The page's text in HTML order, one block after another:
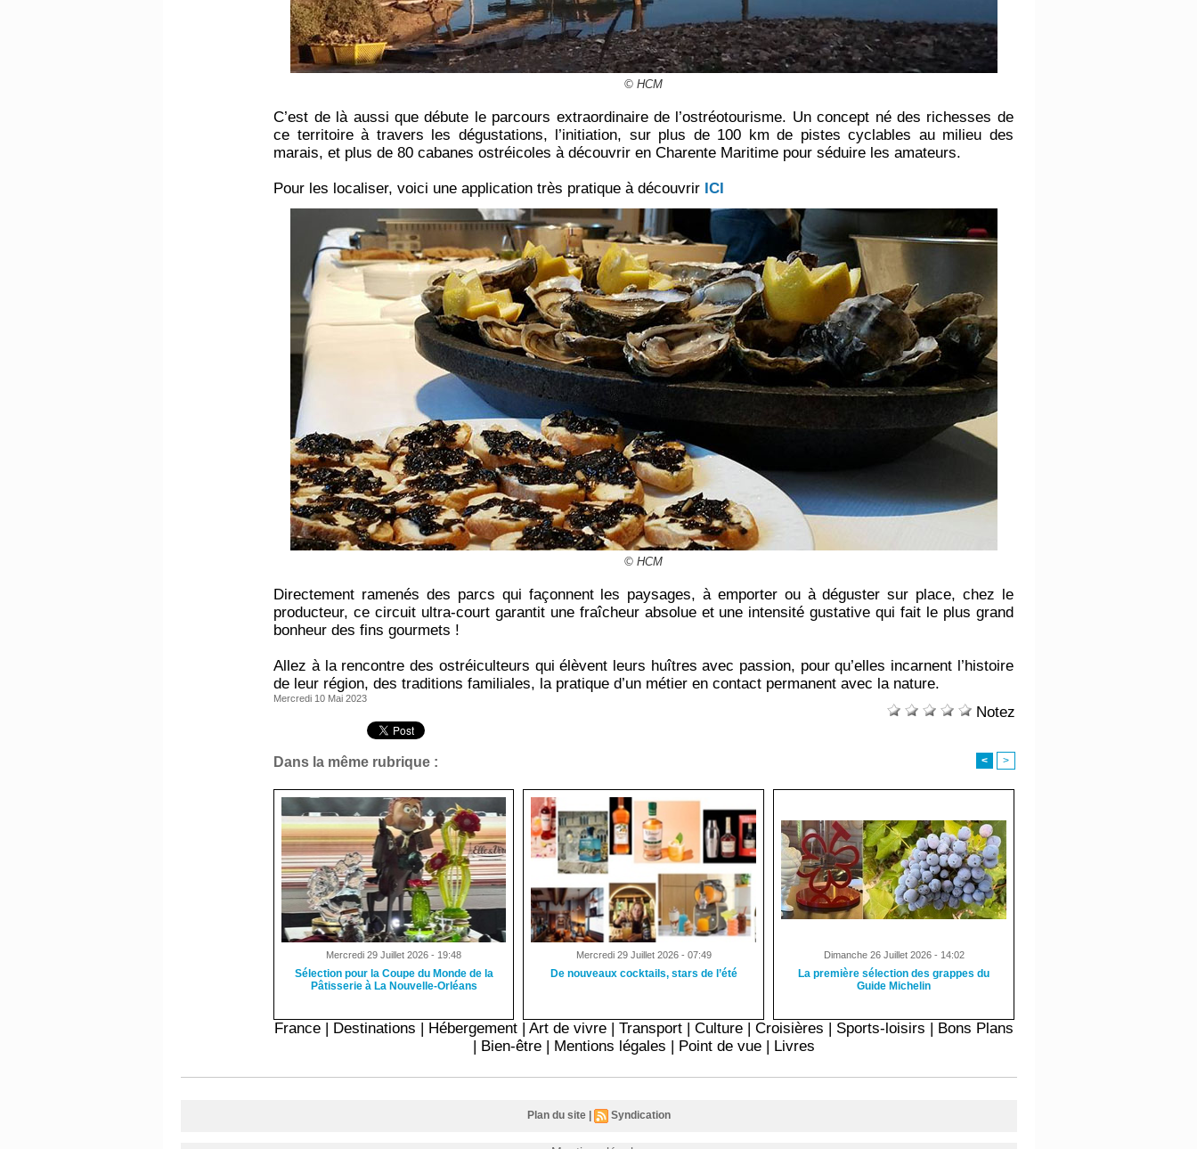
© HCM
C’est de là aussi que débute le parcours extraordinaire de l’ostréotourisme. Un concept né des richesses de
ce territoire à travers les dégustations, l’initiation, sur plus de 100 km de pistes cyclables au milieu des
marais, et plus de 80 cabanes ostréicoles à découvrir en Charente Maritime pour séduire les amateurs.
Pour les localiser, voici une application très pratique à découvrir ICI
© HCM
Directement ramenés des parcs qui façonnent les paysages, à emporter ou à déguster sur place, chez le
producteur, ce circuit ultra-court garantit une fraîcheur absolue et une intensité gustative qui fait le plus grand
bonheur des fins gourmets !
Allez à la rencontre des ostréiculteurs qui élèvent leurs huîtres avec passion, pour qu’elles incarnent l’histoire
de leur région, des traditions familiales, la pratique d’un métier en contact permanent avec la nature.
Mercredi 10 Mai 2023
Notez
Dans la même rubrique : < >
Mercredi 29 Juillet 2026 - 19:48
Sélection pour la Coupe du Monde de la
Pâtisserie à La Nouvelle-Orléans
Mercredi 29 Juillet 2026 - 07:49
De nouveaux cocktails, stars de l’été
Dimanche 26 Juillet 2026 - 14:02
La première sélection des grappes du
Guide Michelin
France | Destinations | Hébergement |Art de vivre |Transport |Culture |Croisières | Sports-loisirs | Bons Plans
| Bien-être | Mentions légales | Point de vue | Livres
Plan du site Syndication